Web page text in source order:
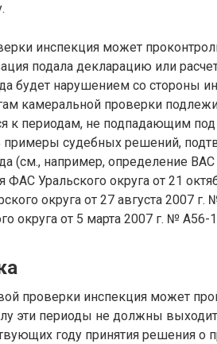
инспекция может
подала декларацию или
будет нарушением со стороны
камеральной проверки
к периодам, не подпадающим
примеры судебных решений,
(см., например, определение
ФАС Уральского округа от 21
округа от 27 августа 2007
округа от 5 марта 2007 г. № А56-
проверки инспекция может
эти периоды не должны
году принятия решения о